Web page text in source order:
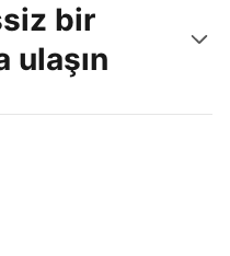
bir
ulaşın